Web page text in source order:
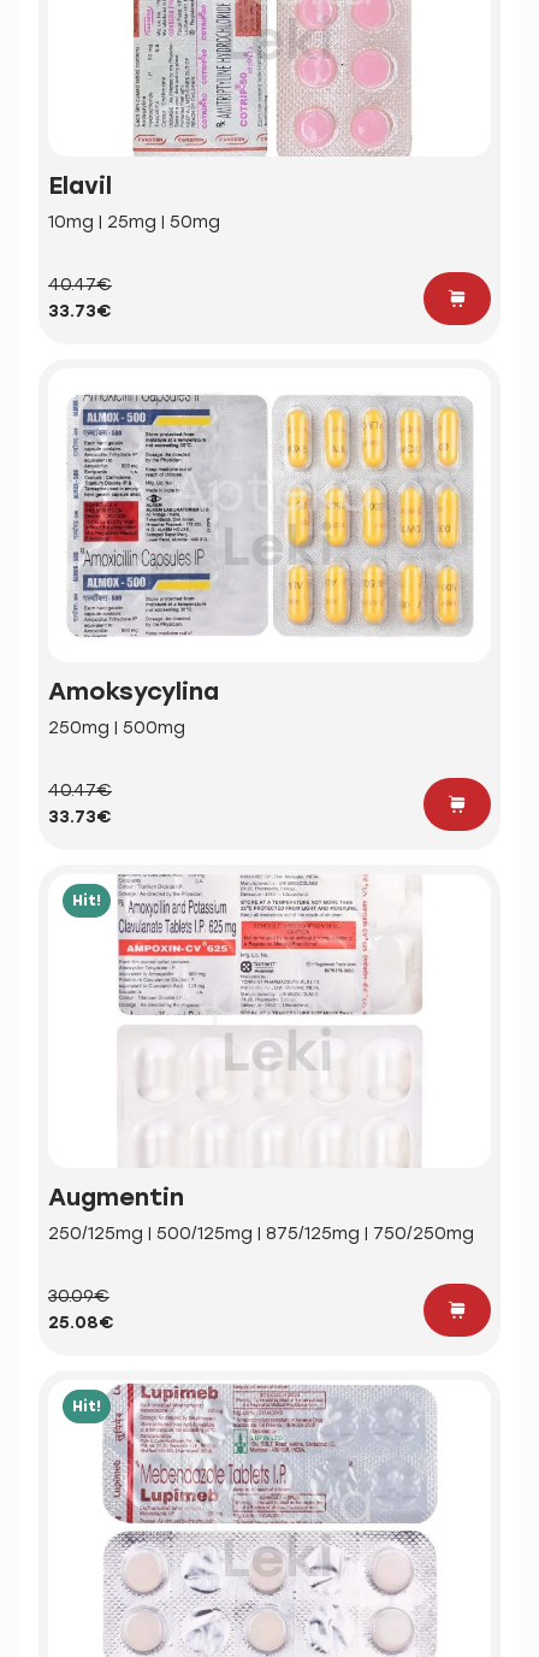
Elavil
10mg | 25mg | 50mg
40.47€
33.73€
Amoksycylina
250mg | 500mg
40.47€
33.73€
Hit!
Augmentin
250/125mg | 500/125mg | 875/125mg | 750/250mg
30.09€
25.08€
Hit!